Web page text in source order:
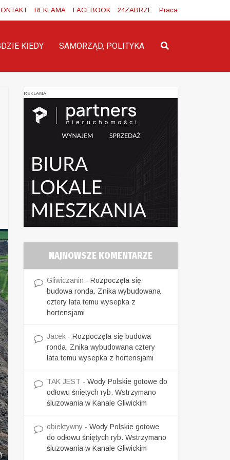
REKLAMA FACEBOOK 24ZABRZE Praca
KIEDY SAMORZĄD, POLITYKA
REKLAMA
NAJNOWSZE KOMENTARZE
Gliwiczanin - Rozpoczęła się
budowa ronda. Znika wybudowana
cztery lata temu wysepka z
hortensjami
Jacek - Rozpoczęła się budowa
ronda. Znika wybudowana cztery
lata temu wysepka z hortensjami
TAK JEST - Wody Polskie gotowe do
odłowu śniętych ryb. Wstrzymano
śluzowania w Kanale Gliwickim
obiektywny - Wody Polskie gotowe
do odłowu śniętych ryb. Wstrzymano
śluzowania w Kanale Gliwickim